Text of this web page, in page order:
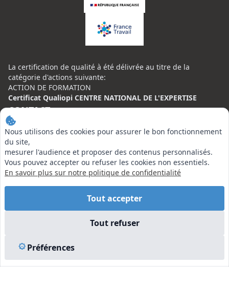
Nous utilisons des cookies pour assurer le bon fonctionnement
du site,
mesurer l'audience et proposer des contenus personnalisés.
Vous pouvez accepter ou refuser les cookies non essentiels.
En savoir plus sur notre politique de confidentialité
Tout accepter
Tout refuser
Préférences
La certification de qualité à été délivrée au titre de la
catégorie d'actions suivante:
ACTION DE FORMATION
Certificat Qualiopi CENTRE NATIONAL DE L'EXPERTISE
CONTACT
Centre National de l’Expertise (CNE)
20 rue Henri Regnault, 75008 Paris
N°VERT : 0800 00 80 89
Liens utiles
Plan du site